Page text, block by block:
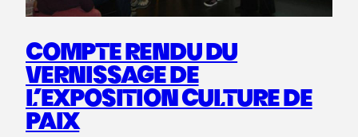
COMPTE RENDU DU
VERNISSAGE DE
L’EXPOSITION CULTURE DE
PAIX